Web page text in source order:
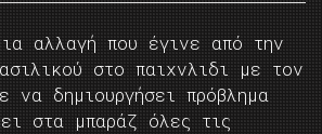
αλλαγή που έγινε από την
στο παιχνλιδι με τον
να δημιουργήσει πρόβλημα
στα μπαράζ όλες τις